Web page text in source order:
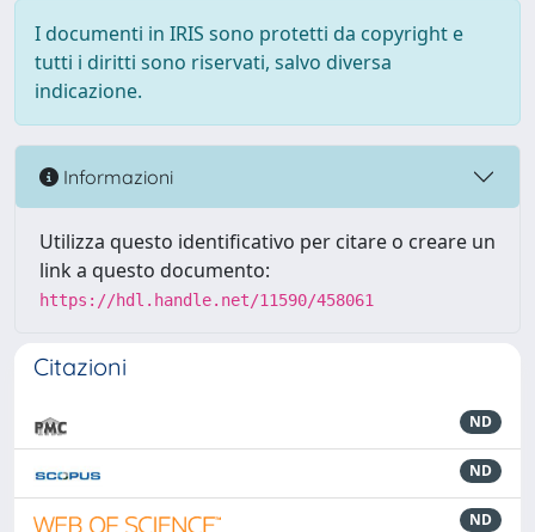
I documenti in IRIS sono protetti da copyright e
tutti i diritti sono riservati, salvo diversa
indicazione.
Informazioni
Utilizza questo identificativo per citare o creare un
link a questo documento:
https://hdl.handle.net/11590/458061
Citazioni
ND
ND
ND